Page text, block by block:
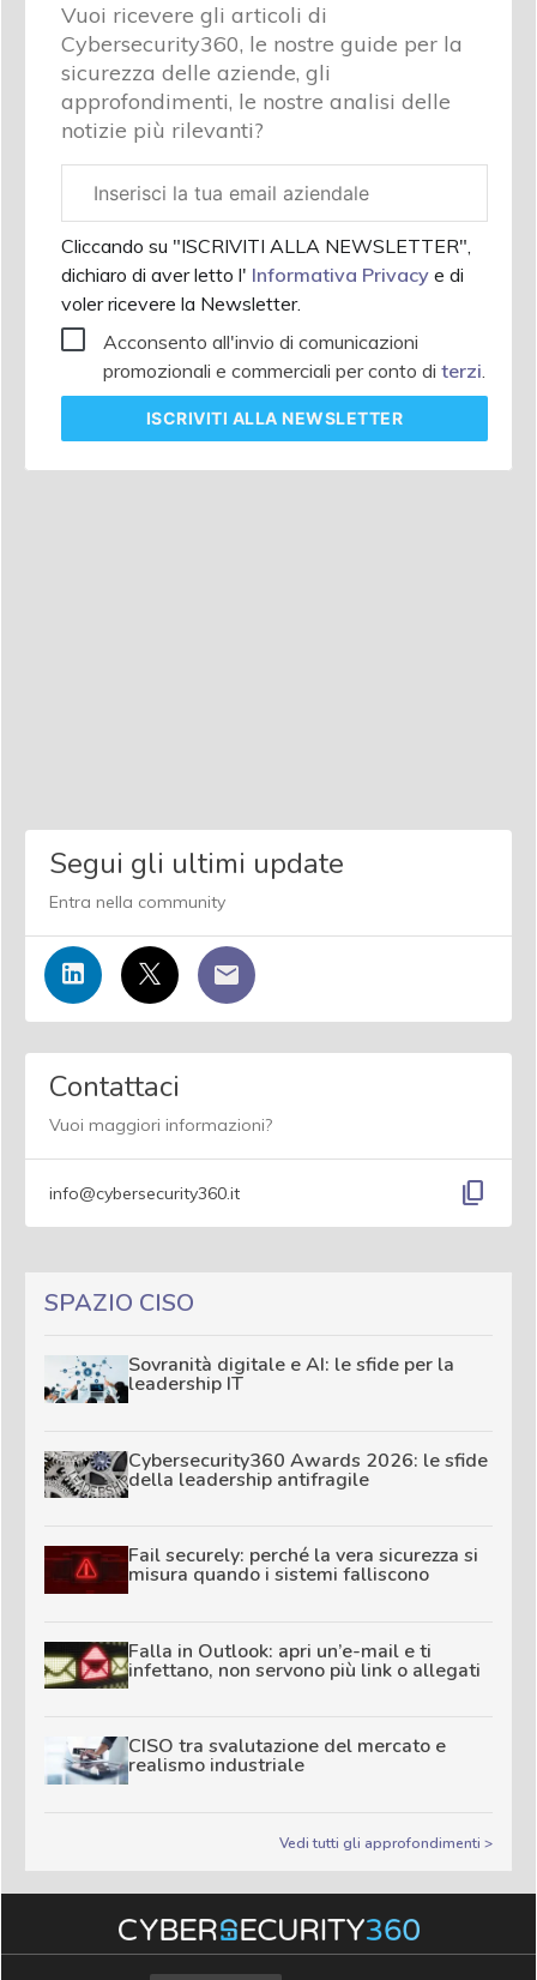
Vuoi ricevere gli articoli di
Cybersecurity360, le nostre guide per la
sicurezza delle aziende, gli
approfondimenti, le nostre analisi delle
notizie più rilevanti?
aziendale
Cliccando su "ISCRIVITI ALLA NEWSLETTER",
dichiaro di aver letto l' Informativa Privacy e di
voler ricevere la Newsletter.
Acconsento all'invio di comunicazioni
promozionali e commerciali per conto di terzi.
ISCRIVITI ALLA NEWSLETTER
Segui gli ultimi update
Entra nella community
Contattaci
Vuoi maggiori informazioni?
info@cybersecurity360.it content_copy
SPAZIO CISO
Sovranità digitale e AI: le sfide per la
leadership IT
Cybersecurity360 Awards 2026: le sfide
della leadership antifragile
Fail securely: perché la vera sicurezza si
misura quando i sistemi falliscono
Falla in Outlook: apri un’e-mail e ti
infettano, non servono più link o allegati
CISO tra svalutazione del mercato e
realismo industriale
Vedi tutti gli approfondimenti >